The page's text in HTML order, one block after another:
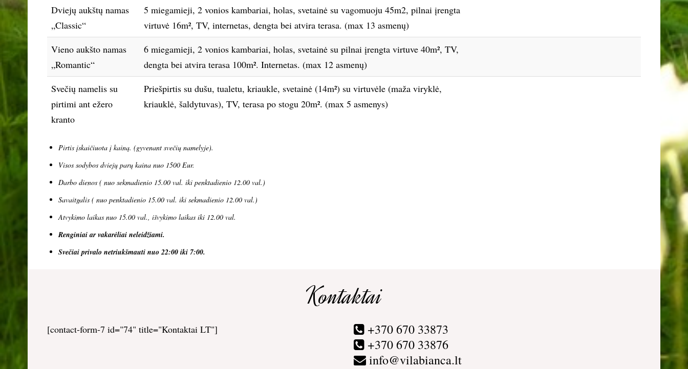
Dviejų aukštų namas
„Classic“
5 miegamieji, 2 vonios kambariai, holas, svetainė su vagomuoju 45m2, pilnai įrengta
virtuvė 16m², TV, internetas, dengta bei atvira terasa. (max 13 asmenų)
Vieno aukšto namas
„Romantic“
6 miegamieji, 2 vonios kambariai, holas, svetainė su pilnai įrengta virtuve 40m², TV,
dengta bei atvira terasa 100m². Internetas. (max 12 asmenų)
Svečių namelis su
pirtimi ant ežero
kranto
Priešpirtis su dušu, tualetu, kriaukle, svetainė (14m²) su virtuvėle (maža viryklė,
kriauklė, šaldytuvas), TV, terasa po stogu 20m². (max 5 asmenys)
Pirtis įskaičiuota į kainą. (gyvenant svečių namelyje).
Visos sodybos dviejų parų kaina nuo 1500 Eur.
Darbo dienos ( nuo sekmadienio 15.00 val. iki penktadienio 12.00 val.)
Savaitgalis ( nuo penktadienio 15.00 val. iki sekmadienio 12.00 val.)
Atvykimo laikas nuo 15.00 val., išvykimo laikas iki 12.00 val.
Renginiai ar vakarėliai neleidžiami.
Svečiai privalo netriukšmauti nuo 22:00 iki 7:00.
Kontaktai
[contact-form-7 id="74" title="Kontaktai LT"]
+370 670 33873
+370 670 33876
info@vilabianca.lt